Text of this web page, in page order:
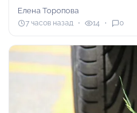
Елена Торопова
7 часов назад 14 0